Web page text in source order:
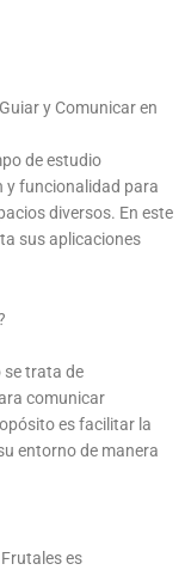
y Comunicar en
de estudio
y funcionalidad para
diversos. En este
sus aplicaciones
se trata de
comunicar
es facilitar la
entorno de manera
es